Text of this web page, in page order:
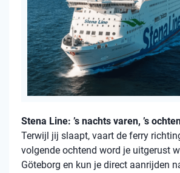
Stena Line: ’s nachts varen, ’s
Terwijl jij slaapt, vaart de ferry
volgende ochtend word je uitgerust
Göteborg en kun je direct aanrijden